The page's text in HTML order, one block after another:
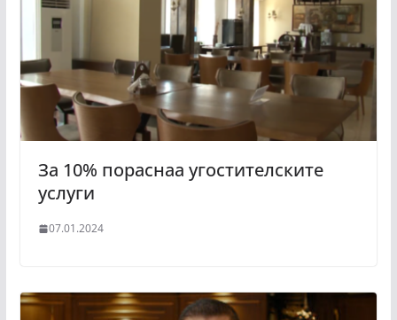
За 10% пораснаа угостителските
услуги
07.01.2024